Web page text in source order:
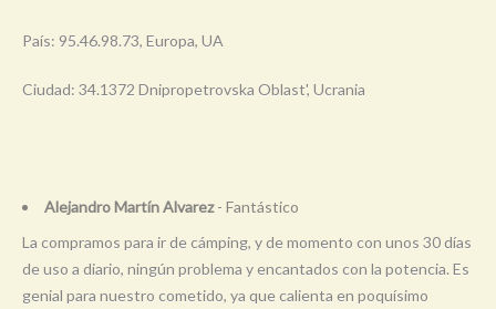
País: 95.46.98.73, Europa, UA
Ciudad: 34.1372 Dnipropetrovska Oblast', Ucrania
Alejandro Martín Alvarez- Fantástico
La compramos para ir de cámping, y de momento con unos 30 días
de uso a diario, ningún problema y encantados con la potencia. Es
genial para nuestro cometido, ya que calienta en poquísimo